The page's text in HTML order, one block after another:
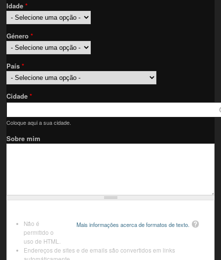
Idade*
Género*
País*
Cidade*
Coloque aqui a sua cidade.
Sobre mim
Mais informações acerca de formatos de texto.
Não é
permitido o
uso de HTML.
Endereços de sites e de emails são convertidos em links